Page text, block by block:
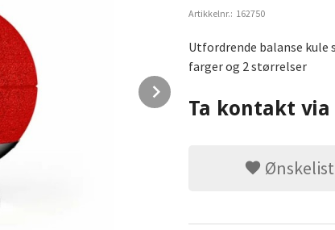
Artikkelnr.: 162750
Utfordrende balanse kule
farger og 2 størrelser
Ta kontakt